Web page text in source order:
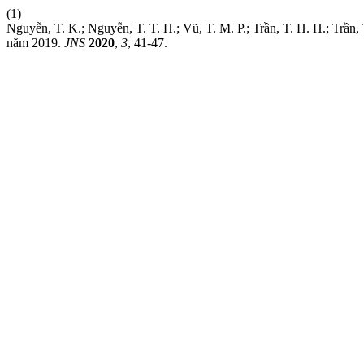
(1)
Nguyễn, T. K.; Nguyễn, T. T. H.; Vũ, T. M. P.; Trần, T. H. H.;
năm 2019. JNS 2020, 3, 41-47.